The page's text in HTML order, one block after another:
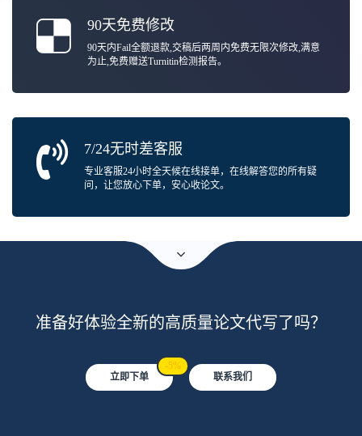
90天免费修改
90天内Fail全额退款,交稿后两周内免费无限次修改,满意
为止,免费赠送Turnitin检测报告。
7/24无时差客服
专业客服24小时全天候在线接单，在线解答您的所有疑
问，让您放心下单，安心收论文。
准备好体验全新的高质量论文代写了吗？
立即下单
-5%
联系我们